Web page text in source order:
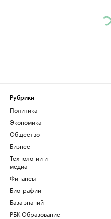
Рубрики
Политика
Экономика
Общество
Бизнес
Технологии и
медиа
Финансы
Биографии
База знаний
РБК Образование